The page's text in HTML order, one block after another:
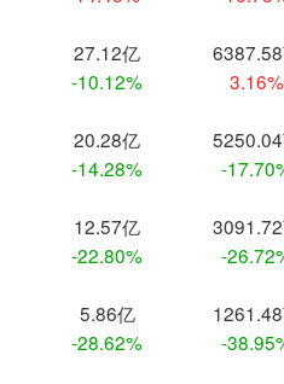
27.12亿
-10.12%
3.16%
20.28亿
-14.28%
-
12.57亿
-22.80%
-
5.86亿
-28.62%
-